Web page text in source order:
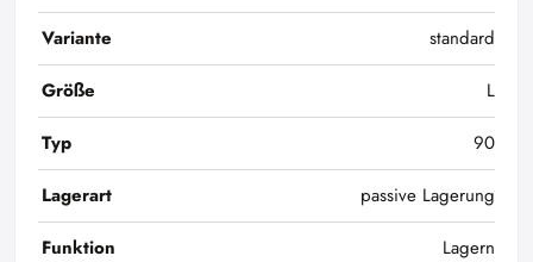
Variante
standard
Größe
L
Typ
90
Lagerart
passive Lagerung
Funktion
Lagern